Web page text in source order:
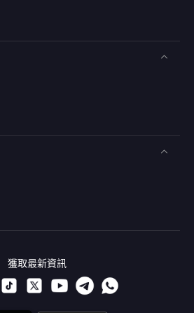
獲取最新資訊